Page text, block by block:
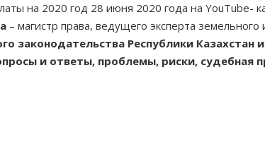
на 2020 год 28 июня 2020 года на YouTube-
– магистр права, ведущего эксперта земельного
законодательства Республики Казахстан
и ответы, проблемы, риски, судебная